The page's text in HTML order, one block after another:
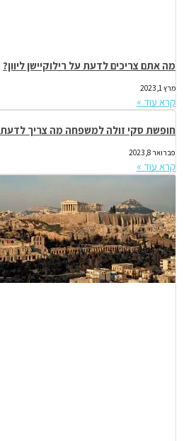
מה אתם צריכים לדעת על רילוקיישן ליוון?
מרץ 1, 2023
קרא עוד »
חופשת סקי זולה למשפחה מה צריך לדעת
פברואר 8, 2023
קרא עוד »